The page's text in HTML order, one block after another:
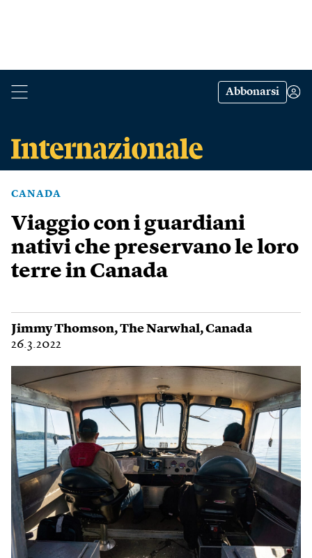
Abbonarsi
CANADA
Viaggio con i guardiani
nativi che preservano le loro
terre in Canada
Jimmy Thomson,The Narwhal,Canada
26.3.2022